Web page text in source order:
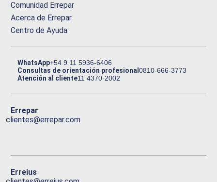
Comunidad Errepar
Acerca de Errepar
Centro de Ayuda
WhatsApp+54 9 11 5936-6406
Consultas de orientación profesional0810-666-3773
Atención al cliente11 4370-2002
Errepar
clientes@errepar.com
Erreius